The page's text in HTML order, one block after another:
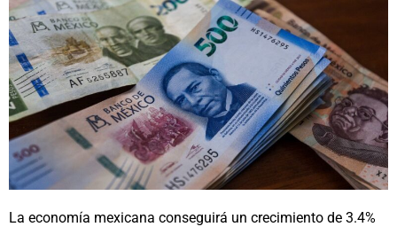
La economía mexicana conseguirá un crecimiento de 3.4%